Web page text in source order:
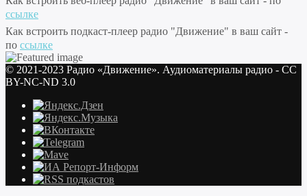
ссылке
Как встроить подкаст-плеер радио "Движение" в ваш сайт -
по ссылке
© 2021-2023 Радио «Движение». Аудиоматериалы радио - CC
BY-NC-ND 3.0